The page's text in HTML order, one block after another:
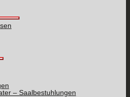
– Saalbestuhlungen